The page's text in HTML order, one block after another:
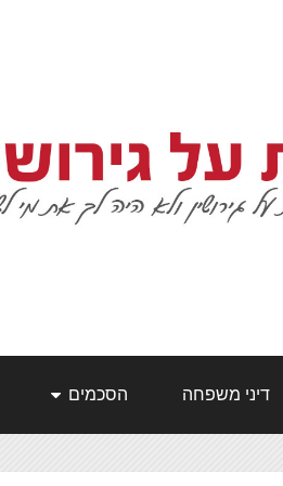
דיני משפחה הסכמים